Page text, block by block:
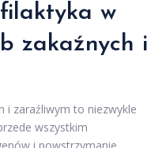
w
zakaźnych i
i zaraźliwym to niezwykle
wszystkim